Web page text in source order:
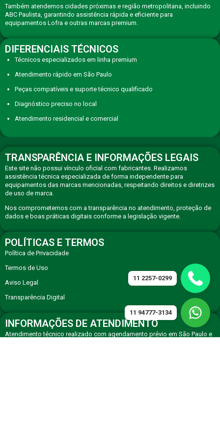
Também atendemos cidades próximas e região metropolitana, incluindo
ABC Paulista, garantindo assistência rápida e eficiente para
equipamentos Lofra e outras marcas premium.
DIFERENCIAIS TÉCNICOS
Técnicos especializados em linha premium
Atendimento rápido em São Paulo
Peças compatíveis e suporte técnico qualificado
Diagnóstico preciso no local
Atendimento residencial e comercial
TRANSPARÊNCIA E INFORMAÇÕES LEGAIS
Este site não possui vínculo oficial com fabricantes. Realizamos
assistência técnica especializada de forma independente para
equipamentos das marcas mencionadas, respeitando direitos e diretrizes
de uso de marca.
Nos comprometemos com a transparência no atendimento, proteção de
dados e boas práticas digitais conforme a legislação vigente.
POLÍTICAS E TERMOS
Política de Privacidade
Termos de Uso
Aviso Legal
Transparência Digital
INFORMAÇÕES DE ATENDIMENTO
Atendimento técnico realizado com agendamento prévio em São Paulo e
11 2257-0299
11 94777-3134